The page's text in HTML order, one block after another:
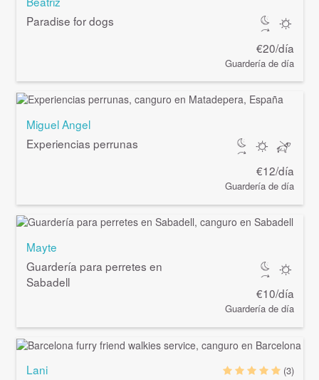
Paradise for dogs
€20/día
Guardería de día
Miguel Angel
Experiencias perrunas
€12/día
Guardería de día
Mayte
Guardería para perretes en
Sabadell
€10/día
Guardería de día
Lani
(3)